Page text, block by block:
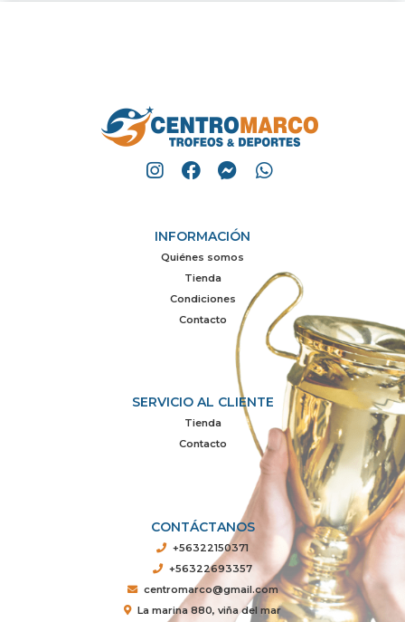
INFORMACIÓN
Quiénes somos
Tienda
Condiciones
Contacto
SERVICIO AL CLIENTE
Tienda
Contacto
CONTÁCTANOS
+56322150371
+56322693357
centromarco@gmail.com
La marina 880, viña del mar